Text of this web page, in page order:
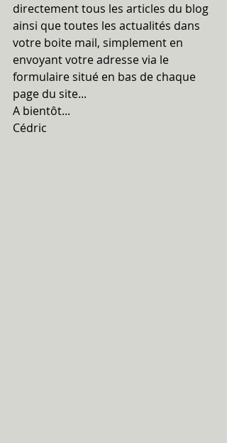
directement tous les articles du blog
ainsi que toutes les actualités dans
votre boite mail, simplement en
envoyant votre adresse via le
formulaire situé en bas de chaque
page du site...
A bientôt...
Cédric